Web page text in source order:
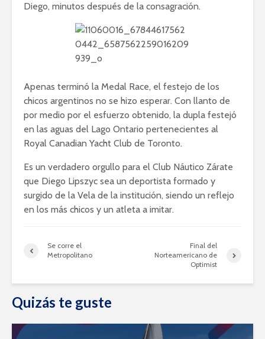
Diego, minutos después de la consagración.
Apenas terminó la Medal Race, el festejo de los
chicos argentinos no se hizo esperar. Con llanto de
por medio por el esfuerzo obtenido, la dupla festejó
en las aguas del Lago Ontario pertenecientes al
Royal Canadian Yacht Club de Toronto.
Es un verdadero orgullo para el Club Náutico Zárate
que Diego Lipszyc sea un deportista formado y
surgido de la Vela de la institución, siendo un reflejo
en los más chicos y un atleta a imitar.
Se corre el
Metropolitano
Final del
Norteamericano de
Optimist
Quizás te guste